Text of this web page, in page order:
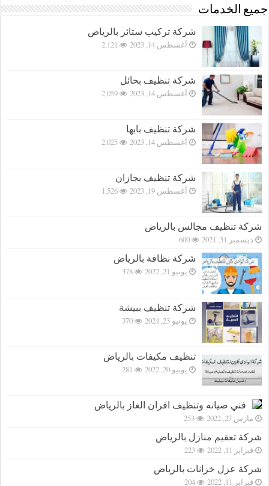
جميع الخدمات
شركة تركيب ستائر بالرياض
أغسطس 14, 2023 2,121
شركة تنظيف بحائل
أغسطس 14, 2023 2,059
شركة تنظيف بابها
أغسطس 14, 2023 2,025
شركة تنظيف بجازان
أغسطس 19, 2023 1,526
شركة تنظيف مجالس بالرياض
ديسمبر 31, 2021 600
شركة نظافة بالرياض
يونيو 21, 2022 378
شركة تنظيف ببيشة
يونيو 23, 2024 370
تنظيف مكيفات بالرياض
يونيو 20, 2022 281
فني صيانه وتنظيف افران الغاز بالرياض
مارس 27, 2022 253
شركة تعقيم منازل بالرياض
فبراير 11, 2022 223
شركة عزل خزانات بالرياض
فبراير 11, 2022 204